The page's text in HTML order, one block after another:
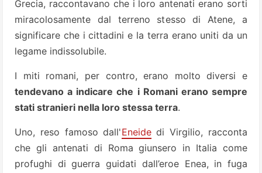
Grecia, raccontavano che i loro antenati erano sorti
miracolosamente dal terreno stesso di Atene, a
significare che i cittadini e la terra erano uniti da un
legame indissolubile.
I miti romani, per contro, erano molto diversi e
tendevano a indicare che i Romani erano sempre
stati stranieri nella loro stessa terra.
Uno, reso famoso dall'Eneidedi Virgilio, racconta
che gli antenati di Roma giunsero in Italia come
profughi di guerra guidati dall’eroe Enea, in fuga